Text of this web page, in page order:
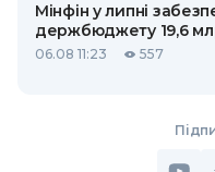
Мінфін у липні
держбюджету 19,6
06.08 11:23 557